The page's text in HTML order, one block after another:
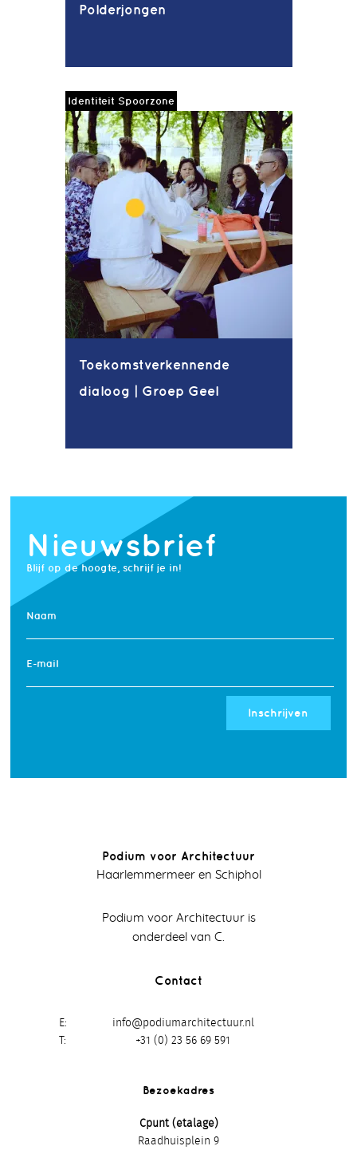
Polderjongen
Identiteit Spoorzone
Toekomstverkennende
dialoog | Groep Geel
Nieuwsbrief
Blijf op de hoogte, schrijf je in!
Naam
E-mail
Inschrijven
Podium voor Architectuur
Haarlemmermeer en Schiphol
Podium voor Architectuur is
onderdeel van C.
Contact
E
info@podiumarchitectuur.nl
+31 (0) 23 56 69 591
Bezoekadres
Cpunt (etalage)
Raadhuisplein 9